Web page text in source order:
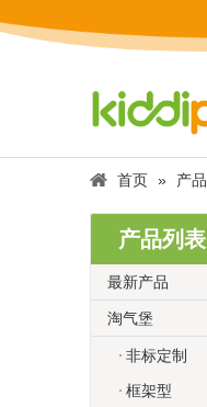
首页 » 产品
产品列表
最新产品
淘气堡
非标定制
框架型